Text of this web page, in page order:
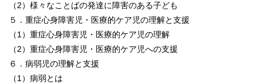
（2）様々なことばの発達に障害のある子ども
５．重症心身障害児・医療的ケア児の理解と支援
（1）重症心身障害児・医療的ケア児の理解
（2）重症心身障害児・医療的ケア児への支援
６．病弱児の理解と支援
（1）病弱とは